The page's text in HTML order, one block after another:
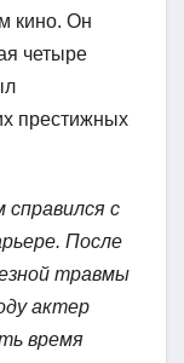
кино. Он
четыре
престижных
справился с
После
травмы
актер
время